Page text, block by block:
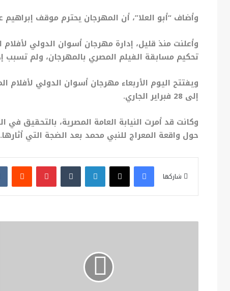
وأضاف “أبو العلا”، أن المهرجان يحترم موقف
وأعلنت منذ قليل، إدارة مهرجان أسوان الدولي
تحكيم مسابقة الفيلم المصري بالمهرجان، ولم تسبب
إلى 28 فبراير الجاري.
وكانت قد أمرت النيابة العامة المصرية، بالتحقيق
حول واقعة المعراج للنبي محمد بعد الضجة التي أثارها.
شاركها
فيسبوكX لينكدإن بينتيريست